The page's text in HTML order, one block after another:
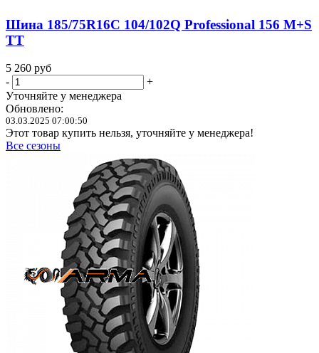
Шина 185/75R16C 104/102Q Professional 156 M+S
TT
5 260 руб
-
+
Уточняйте у менеджера
Обновлено:
03.03.2025 07:00:50
Этот товар купить нельзя, уточняйте у менеджера!
Все сезоны